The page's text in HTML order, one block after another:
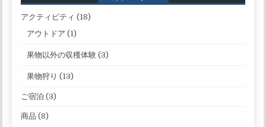
アクティビティ (18)
アウトドア (1)
果物以外の収穫体験 (3)
果物狩り (13)
ご宿泊 (3)
商品 (8)